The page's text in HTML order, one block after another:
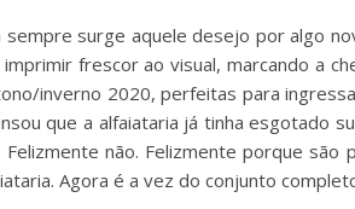
surge aquele desejo por algo
frescor ao visual, marcando a
inverno 2020, perfeitas para
que a alfaiataria já tinha esgotado
não. Felizmente porque
Agora é a vez do conjunto